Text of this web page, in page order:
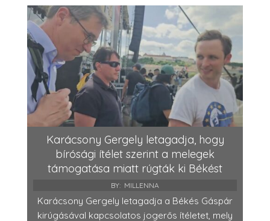
Karácsony Gergely letagadja, hogy
bírósági ítélet szerint a melegek
támogatása miatt rúgták ki Békést
BY: MILLENNA
Karácsony Gergely letagadja a Békés Gáspár
kirúgásával kapcsolatos jogerős ítéletet, mely